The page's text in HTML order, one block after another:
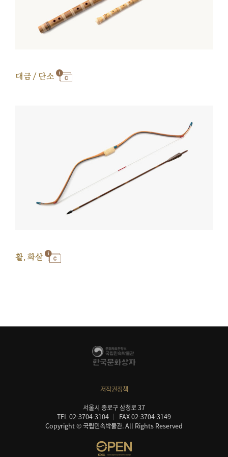
대금 / 단소
활, 화살
저작권정책
서울시 종로구 삼청로 37
TEL 02-3704-3104
FAX 02-3704-3149
Copyright © 국립민속박물관. All Rights Reserved